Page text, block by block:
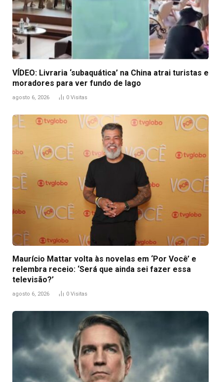
VÍDEO: Livraria ‘subaquática’ na China atrai turistas e
moradores para ver fundo de lago
agosto 6, 2026 0 Visitas
Maurício Mattar volta às novelas em ‘Por Você’ e
relembra receio: ‘Será que ainda sei fazer essa
televisão?’
agosto 6, 2026 0 Visitas